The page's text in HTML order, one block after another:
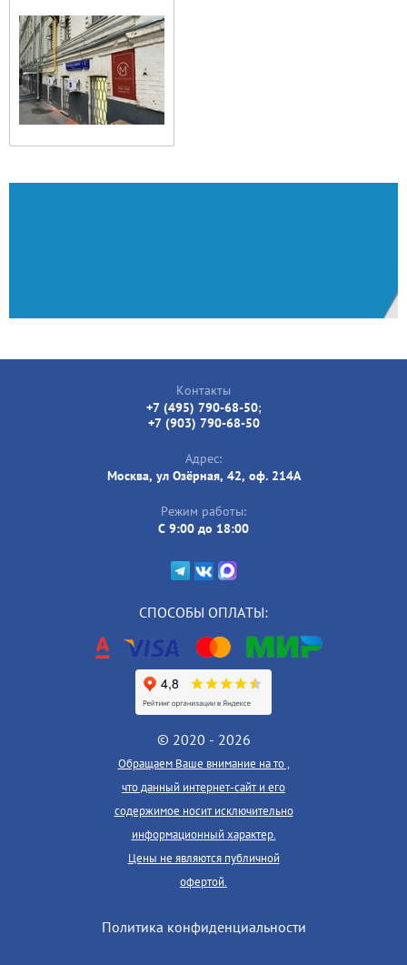
Контакты
+7 (495) 790-68-50;
+7 (903) 790-68-50
Адрес:
Москва, ул Озёрная, 42, оф. 214А
Режим работы:
C 9:00 до 18:00
СПОСОБЫ ОПЛАТЫ:
© 2020 - 2026
Обращаем Ваше внимание на то ,
что данный интернет-сайт и его
содержимое носит исключительно
информационный характер.
Цены не являются публичной
офертой.
Политика конфиденциальности